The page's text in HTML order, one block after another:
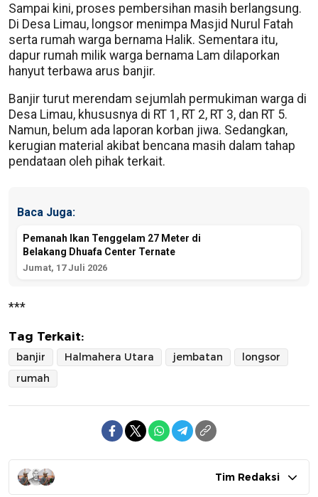
Sampai kini, proses pembersihan masih berlangsung.
Di Desa Limau, longsor menimpa Masjid Nurul Fatah
serta rumah warga bernama Halik. Sementara itu,
dapur rumah milik warga bernama Lam dilaporkan
hanyut terbawa arus banjir.
Banjir turut merendam sejumlah permukiman warga di
Desa Limau, khususnya di RT 1, RT 2, RT 3, dan RT 5.
Namun, belum ada laporan korban jiwa. Sedangkan,
kerugian material akibat bencana masih dalam tahap
pendataan oleh pihak terkait.
Baca Juga:
Pemanah Ikan Tenggelam 27 Meter di
Belakang Dhuafa Center Ternate
Jumat, 17 Juli 2026
***
Tag Terkait:
banjir Halmahera Utara jembatan
longsor
rumah
Tim Redaksi